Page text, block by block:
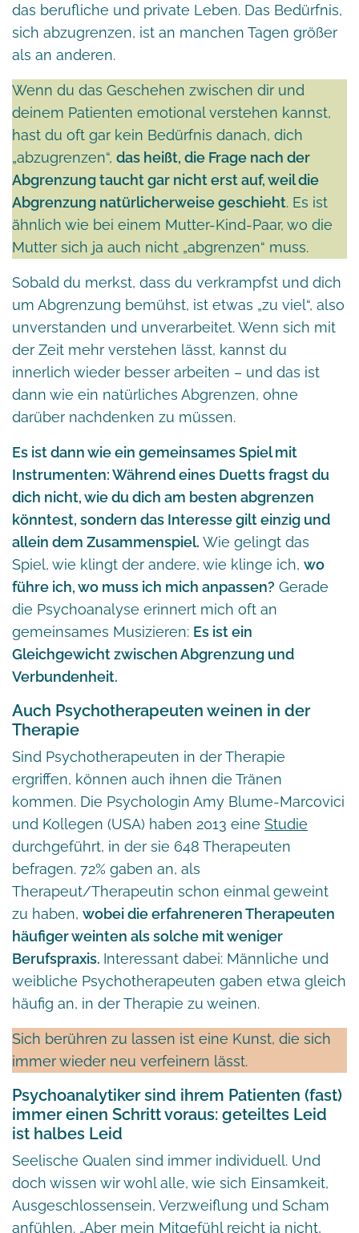
das berufliche und private Leben. Das Bedürfnis,
sich abzugrenzen, ist an manchen Tagen größer
als an anderen.
Wenn du das Geschehen zwischen dir und
deinem Patienten emotional verstehen kannst,
hast du oft gar kein Bedürfnis danach, dich
„abzugrenzen“, das heißt, die Frage nach der
Abgrenzung taucht gar nicht erst auf, weil die
Abgrenzung natürlicherweise geschieht. Es ist
ähnlich wie bei einem Mutter-Kind-Paar, wo die
Mutter sich ja auch nicht „abgrenzen“ muss.
Sobald du merkst, dass du verkrampfst und dich
um Abgrenzung bemühst, ist etwas „zu viel“, also
unverstanden und unverarbeitet. Wenn sich mit
der Zeit mehr verstehen lässt, kannst du
innerlich wieder besser arbeiten – und das ist
dann wie ein natürliches Abgrenzen, ohne
darüber nachdenken zu müssen.
Es ist dann wie ein gemeinsames Spiel mit
Instrumenten: Während eines Duetts fragst du
dich nicht, wie du dich am besten abgrenzen
könntest, sondern das Interesse gilt einzig und
allein dem Zusammenspiel. Wie gelingt das
Spiel, wie klingt der andere, wie klinge ich, wo
führe ich, wo muss ich mich anpassen? Gerade
die Psychoanalyse erinnert mich oft an
gemeinsames Musizieren: Es ist ein
Gleichgewicht zwischen Abgrenzung und
Verbundenheit.
Auch Psychotherapeuten weinen in der
Therapie
Sind Psychotherapeuten in der Therapie
ergriffen, können auch ihnen die Tränen
kommen. Die Psychologin Amy Blume-Marcovici
und Kollegen (USA) haben 2013 eine Studie
durchgeführt, in der sie 648 Therapeuten
befragen. 72% gaben an, als
Therapeut/Therapeutin schon einmal geweint
zu haben, wobei die erfahreneren Therapeuten
häufiger weinten als solche mit weniger
Berufspraxis. Interessant dabei: Männliche und
weibliche Psychotherapeuten gaben etwa gleich
häufig an, in der Therapie zu weinen.
Sich berühren zu lassen ist eine Kunst, die sich
immer wieder neu verfeinern lässt.
Psychoanalytiker sind ihrem Patienten (fast)
immer einen Schritt voraus: geteiltes Leid
ist halbes Leid
Seelische Qualen sind immer individuell. Und
doch wissen wir wohl alle, wie sich Einsamkeit,
Ausgeschlossensein, Verzweiflung und Scham
anfühlen. „Aber mein Mitgefühl reicht ja nicht,